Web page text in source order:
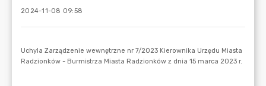
2024-11-08 09:58